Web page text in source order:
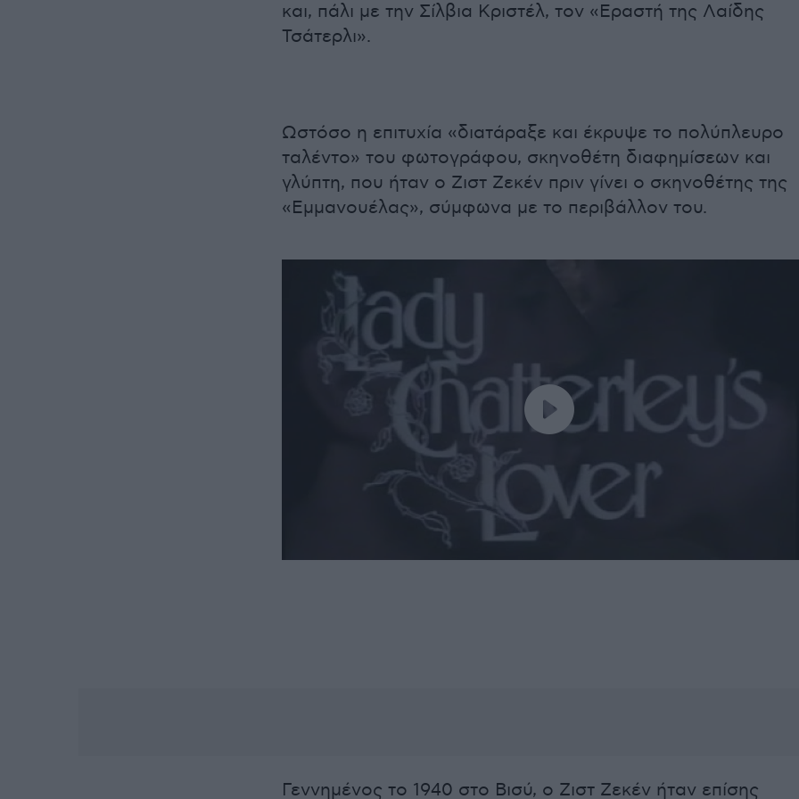
και, πάλι με την Σίλβια Κριστέλ, τον «Εραστή της Λαίδης
Τσάτερλι».
Ωστόσο η επιτυχία «διατάραξε και έκρυψε το πολύπλευρο
ταλέντο» του φωτογράφου, σκηνοθέτη διαφημίσεων και
γλύπτη, που ήταν ο Ζιστ Ζεκέν πριν γίνει ο σκηνοθέτης της
«Εμμανουέλας», σύμφωνα με το περιβάλλον του.
Γεννημένος το 1940 στο Βισύ, ο Ζιστ Ζεκέν ήταν επίσης